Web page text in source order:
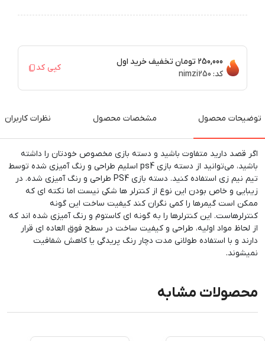
250,000 تومان
تخفیف خرید اول
کد: nimzi250
کپی کد
توضیحات محصول مشخصات محصول نظرات کاربران
اگر قصد دارید متفاوت باشید و دسته بازی مخصوص خودتان را داشته
باشید، می‌توانید از دسته بازی ps4 اسلیم طراحی و رنگ آمیزی شده توسط
تیم نیم زی استفاده کنید. دسته بازی PS4 طراحی و رنگ آمیزی شده. در
زیبایی و خاص بودن این نوع از کنترلر ها شکی نیست اما نکته ای که
ممکن است گیمرها را کمی نگران کند کیفیت ساخت این گونه
کنترلرهاست. این کنترلرها را به گونه ای کاستوم و رنگ آمیزی شده اند که
از لحاظ مواد اولیه، طراحی و کیفیت ساخت در سطح فوق العاده ای قرار
دارند و با استفاده طولانی مدت دچار رنگ پریدگی یا کاهش شفافیت
نمیشوند.
محصولات مشابه